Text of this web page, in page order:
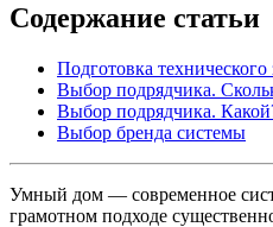
Содержание статьи
Подготовка технического
Выбор подрядчика.
Выбор подрядчика.
Выбор бренда системы
Умный дом — современное
грамотном подходе